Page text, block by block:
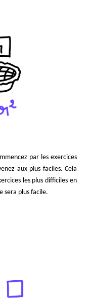
par les exercices
aux plus faciles. Cela
les plus difficiles en
sera plus facile.